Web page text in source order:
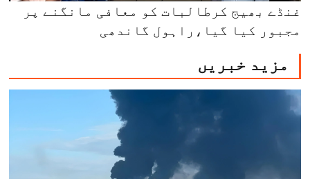
غنڈے بھیج کرطالبات کو معافی مانگنے پر
مجبور کیا گیا،راہول گاندھی
مزید خبریں